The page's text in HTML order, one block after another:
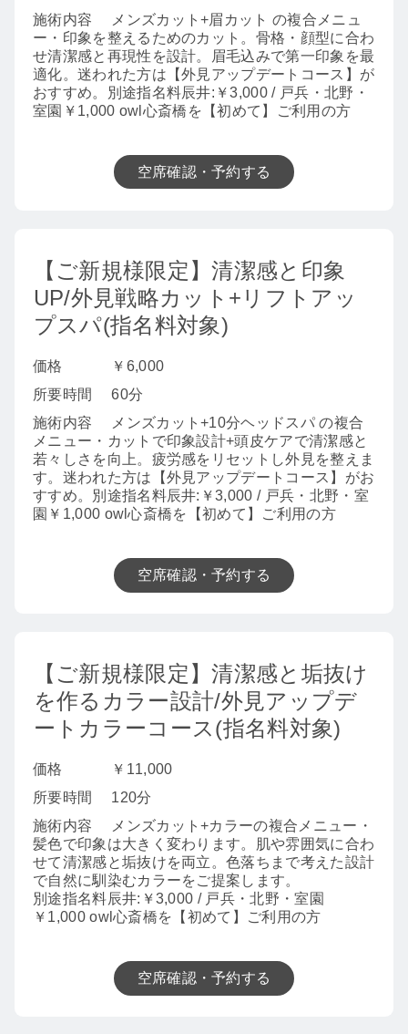
施術内容
メンズカット+眉カット の複合メニュ
ー・印象を整えるためのカット。骨格・顔型に合わ
せ清潔感と再現性を設計。眉毛込みで第一印象を最
適化。迷われた方は【外見アップデートコース】が
おすすめ。別途指名料辰井:￥3,000 / 戸兵・北野・
室園￥1,000 owl心斎橋を【初めて】ご利用の方
空席確認・予約する
【ご新規様限定】清潔感と印象
UP/外見戦略カット+リフトアッ
プスパ(指名料対象)
価格
￥6,000
所要時間
60分
施術内容
メンズカット+10分ヘッドスパ の複合
メニュー・カットで印象設計+頭皮ケアで清潔感と
若々しさを向上。疲労感をリセットし外見を整えま
す。迷われた方は【外見アップデートコース】がお
すすめ。別途指名料辰井:￥3,000 / 戸兵・北野・室
園￥1,000 owl心斎橋を【初めて】ご利用の方
空席確認・予約する
【ご新規様限定】清潔感と垢抜け
を作るカラー設計/外見アップデ
ートカラーコース(指名料対象)
価格
￥11,000
所要時間
120分
施術内容
メンズカット+カラーの複合メニュー・
髪色で印象は大きく変わります。肌や雰囲気に合わ
せて清潔感と垢抜けを両立。色落ちまで考えた設計
で自然に馴染むカラーをご提案します。
別途指名料辰井:￥3,000 / 戸兵・北野・室園
￥1,000 owl心斎橋を【初めて】ご利用の方
空席確認・予約する